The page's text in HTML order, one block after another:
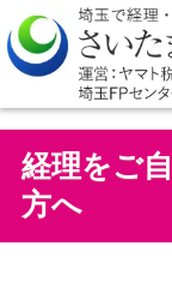
経理をご
方へ